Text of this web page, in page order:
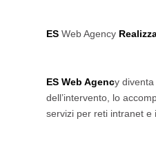
ES Web Agency
ES Web Agency diventa
dell’intervento, lo
servizi per reti intranet e